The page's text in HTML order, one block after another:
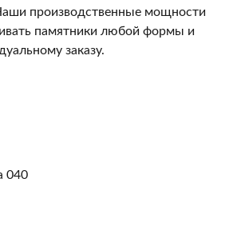
производственные мощности
памятники любой формы и
заказу.
040